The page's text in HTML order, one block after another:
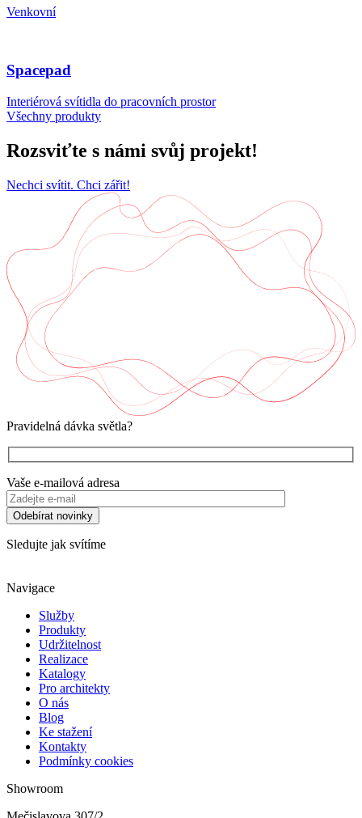
Venkovní
Spacepad
Interiérová svítidla do pracovních prostor
Všechny produkty
Rozsviťte s námi svůj projekt!
Nechci svítit. Chci zářit!
Pravidelná dávka světla?
Vaše e-mailová adresa
Sledujte jak svítíme
Navigace
Služby
Produkty
Udržitelnost
Realizace
Katalogy
Pro architekty
O nás
Blog
Ke stažení
Kontakty
Podmínky cookies
Showroom